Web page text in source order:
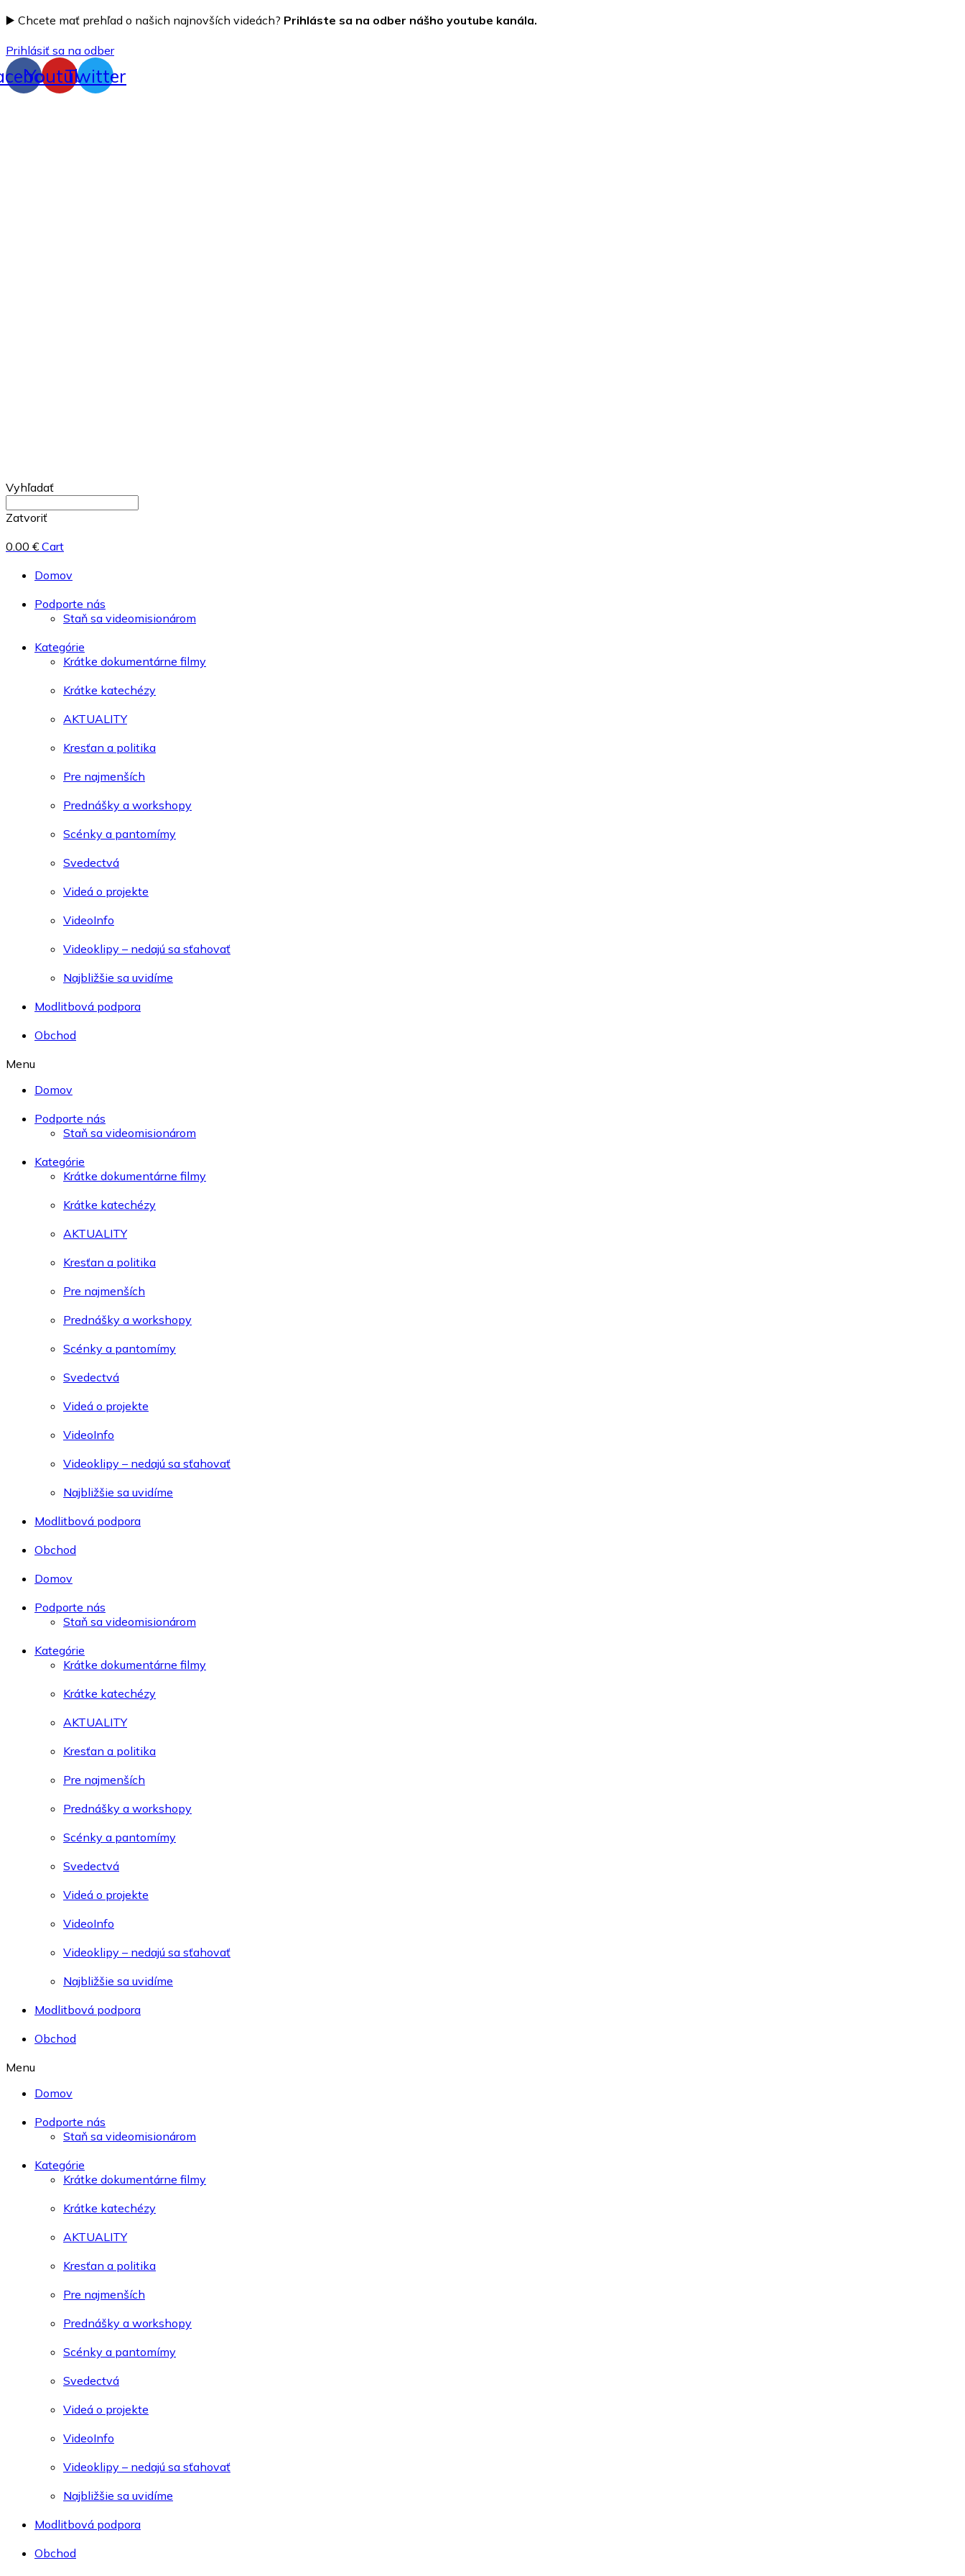
▶️ Chcete mať prehľad o našich najnovších videách? Prihláste sa na odber nášho youtube kanála.
Prihlásiť sa na odber
YoutubeTwitter
Vyhľadať
Zatvoriť
0.00 € Cart
Domov
Podporte nás
Staň sa videomisionárom
Kategórie
Krátke dokumentárne filmy
Krátke katechézy
AKTUALITY
Kresťan a politika
Pre najmenších
Prednášky a workshopy
Scénky a pantomímy
Svedectvá
Videá o projekte
VideoInfo
Videoklipy – nedajú sa sťahovať
Najbližšie sa uvidíme
Modlitbová podpora
Obchod
Menu
Domov
Podporte nás
Staň sa videomisionárom
Kategórie
Krátke dokumentárne filmy
Krátke katechézy
AKTUALITY
Kresťan a politika
Pre najmenších
Prednášky a workshopy
Scénky a pantomímy
Svedectvá
Videá o projekte
VideoInfo
Videoklipy – nedajú sa sťahovať
Najbližšie sa uvidíme
Modlitbová podpora
Obchod
Domov
Podporte nás
Staň sa videomisionárom
Kategórie
Krátke dokumentárne filmy
Krátke katechézy
AKTUALITY
Kresťan a politika
Pre najmenších
Prednášky a workshopy
Scénky a pantomímy
Svedectvá
Videá o projekte
VideoInfo
Videoklipy – nedajú sa sťahovať
Najbližšie sa uvidíme
Modlitbová podpora
Obchod
Menu
Domov
Podporte nás
Staň sa videomisionárom
Kategórie
Krátke dokumentárne filmy
Krátke katechézy
AKTUALITY
Kresťan a politika
Pre najmenších
Prednášky a workshopy
Scénky a pantomímy
Svedectvá
Videá o projekte
VideoInfo
Videoklipy – nedajú sa sťahovať
Najbližšie sa uvidíme
Modlitbová podpora
Obchod